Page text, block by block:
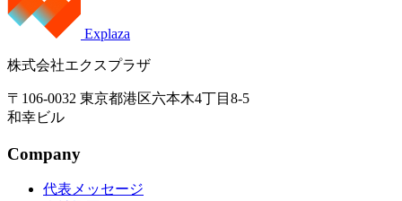
Explaza
株式会社エクスプラザ
〒106-0032 東京都港区六本木4丁目8-5
和幸ビル
Company
代表メッセージ